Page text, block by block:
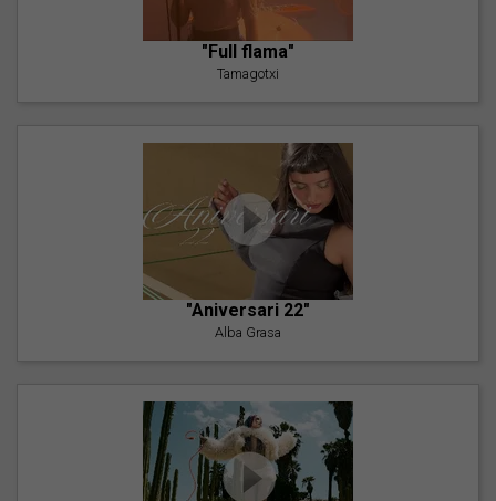
"Full flama"
Tamagotxi
"Aniversari 22"
Alba Grasa